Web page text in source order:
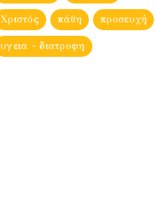
Χριστός πάθη προσευχή
υγεια - διατροφη